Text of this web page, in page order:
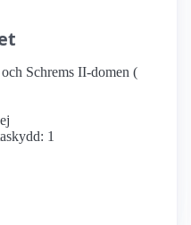
Schrems II-domen (
1